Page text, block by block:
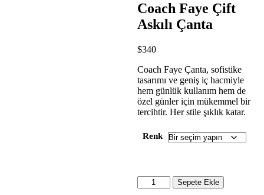
Coach Faye Çift
Askılı Çanta
$340
Coach Faye Çanta, sofistike
tasarımı ve geniş iç hacmiyle
hem günlük kullanım hem de
özel günler için mükemmel bir
tercihtir. Her stile şıklık katar.
Renk
Sepete Ekle